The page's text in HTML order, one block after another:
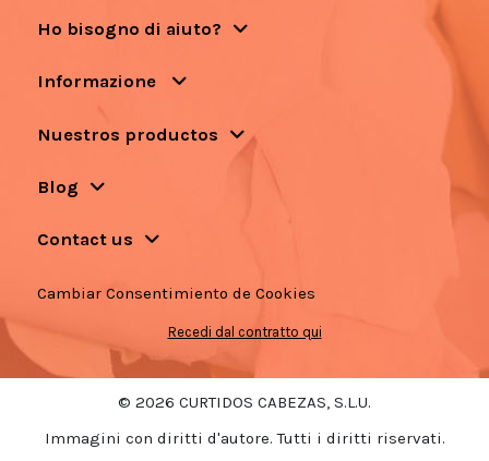
Ho bisogno di aiuto?
Informazione
Nuestros productos
Blog
Contact us
Cambiar Consentimiento de Cookies
Recedi dal contratto qui
© 2026 CURTIDOS CABEZAS, S.L.U.
Immagini con diritti d'autore. Tutti i diritti riservati.